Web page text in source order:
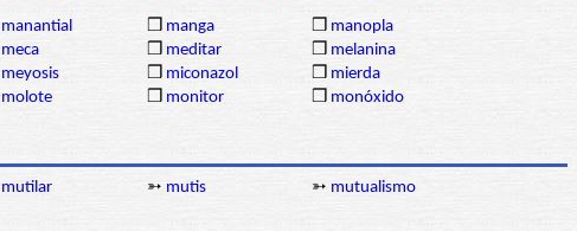
manantial ❒ manga ❒ manopla
meca ❒ meditar ❒ melanina
meyosis ❒ miconazol ❒ mierda
molote ❒ monitor ❒ monóxido
mutilar ➳ mutis ➳ mutualismo